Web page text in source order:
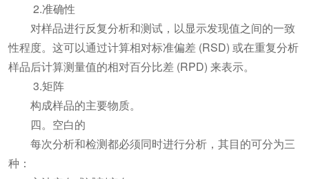
2.准确性
对样品进行反复分析和测试，以显示发现值之间的一致
性程度。这可以通过计算相对标准偏差 (RSD) 或在重复分析
样品后计算测量值的相对百分比差 (RPD) 来表示。
3.矩阵
构成样品的主要物质。
四。空白的
每次分析和检测都必须同时进行分析，其目的可分为三
种：